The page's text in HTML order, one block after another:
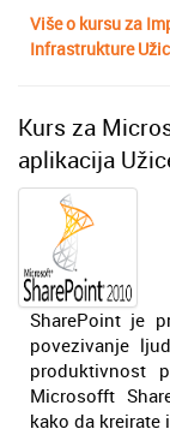
Više o kursu za
Infrastrukture
Kurs za
aplikacija
SharePoint je
povezivanje
produktivnost
Microsofft
kako da